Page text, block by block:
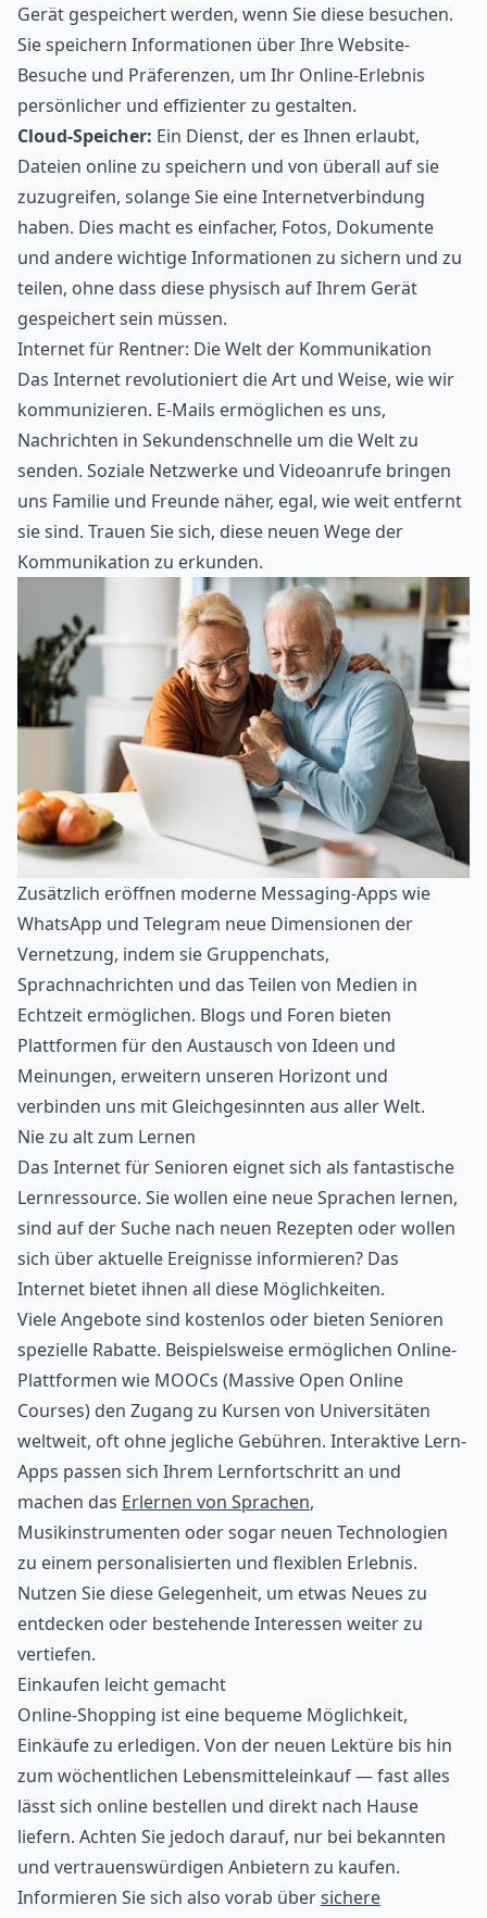
Gerät gespeichert werden, wenn Sie diese besuchen.
Sie speichern Informationen über Ihre Website-
Besuche und Präferenzen, um Ihr Online-Erlebnis
persönlicher und effizienter zu gestalten.
Cloud-Speicher: Ein Dienst, der es Ihnen erlaubt,
Dateien online zu speichern und von überall auf sie
zuzugreifen, solange Sie eine Internetverbindung
haben. Dies macht es einfacher, Fotos, Dokumente
und andere wichtige Informationen zu sichern und zu
teilen, ohne dass diese physisch auf Ihrem Gerät
gespeichert sein müssen.
Internet für Rentner: Die Welt der Kommunikation
Das Internet revolutioniert die Art und Weise, wie wir
kommunizieren. E-Mails ermöglichen es uns,
Nachrichten in Sekundenschnelle um die Welt zu
senden. Soziale Netzwerke und Videoanrufe bringen
uns Familie und Freunde näher, egal, wie weit entfernt
sie sind. Trauen Sie sich, diese neuen Wege der
Kommunikation zu erkunden.
Zusätzlich eröffnen moderne Messaging-Apps wie
WhatsApp und Telegram neue Dimensionen der
Vernetzung, indem sie Gruppenchats,
Sprachnachrichten und das Teilen von Medien in
Echtzeit ermöglichen. Blogs und Foren bieten
Plattformen für den Austausch von Ideen und
Meinungen, erweitern unseren Horizont und
verbinden uns mit Gleichgesinnten aus aller Welt.
Nie zu alt zum Lernen
Das Internet für Senioren eignet sich als fantastische
Lernressource. Sie wollen eine neue Sprachen lernen,
sind auf der Suche nach neuen Rezepten oder wollen
sich über aktuelle Ereignisse informieren? Das
Internet bietet ihnen all diese Möglichkeiten.
Viele Angebote sind kostenlos oder bieten Senioren
spezielle Rabatte. Beispielsweise ermöglichen Online-
Plattformen wie MOOCs (Massive Open Online
Courses) den Zugang zu Kursen von Universitäten
weltweit, oft ohne jegliche Gebühren. Interaktive Lern-
Apps passen sich Ihrem Lernfortschritt an und
machen das Erlernen von Sprachen,
Musikinstrumenten oder sogar neuen Technologien
zu einem personalisierten und flexiblen Erlebnis.
Nutzen Sie diese Gelegenheit, um etwas Neues zu
entdecken oder bestehende Interessen weiter zu
vertiefen.
Einkaufen leicht gemacht
Online-Shopping ist eine bequeme Möglichkeit,
Einkäufe zu erledigen. Von der neuen Lektüre bis hin
zum wöchentlichen Lebensmitteleinkauf — fast alles
lässt sich online bestellen und direkt nach Hause
liefern. Achten Sie jedoch darauf, nur bei bekannten
und vertrauenswürdigen Anbietern zu kaufen.
Informieren Sie sich also vorab übersichere